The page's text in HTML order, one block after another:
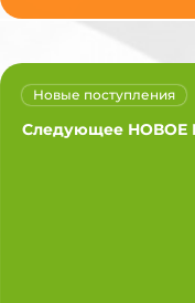
Следующее НОВОЕ
Новые поступления